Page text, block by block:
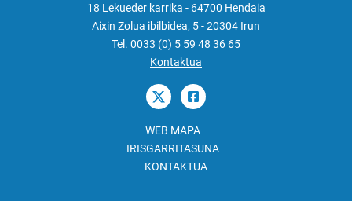
18 Lekueder karrika - 64700 Hendaia
Aixin Zolua ibilbidea, 5 - 20304 Irun
Tel. 0033 (0) 5 59 48 36 65
Kontaktua
WEB MAPA
IRISGARRITASUNA
KONTAKTUA